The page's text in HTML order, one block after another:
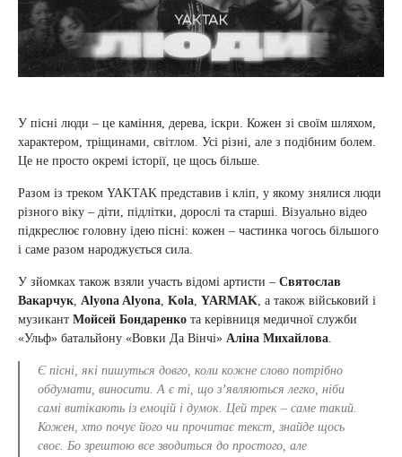
У пісні люди – це каміння, дерева, іскри. Кожен зі своїм шляхом,
характером, тріщинами, світлом. Усі різні, але з подібним болем.
Це не просто окремі історії, це щось більше.
Разом із треком YAKTAK представив і кліп, у якому знялися люди
різного віку – діти, підлітки, дорослі та старші. Візуально відео
підкреслює головну ідею пісні: кожен – частинка чогось більшого
і саме разом народжується сила.
У зйомках також взяли участь відомі артисти – Святослав
Вакарчук Alyona Alyona Kola YARMAK , а також військовий і
музикант Мойсей Бондаренко та керівниця медичної служби
«Ульф» батальйону «Вовки Да Вінчі» Аліна Михайлова
Є пісні, які пишуться довго, коли кожне слово потрібно
обдумати, виносити. А є ті, що з’являються легко, ніби
самі витікають із емоцій і думок. Цей трек – саме такий.
Кожен, хто почує його чи прочитає текст, знайде щось
своє. Бо зрештою все зводиться до простого, але